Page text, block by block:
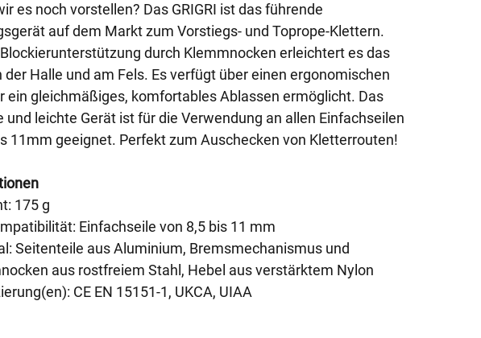
es noch vorstellen? Das GRIGRI ist das führende
auf dem Markt zum Vorstiegs- und Toprope-Klettern.
durch Klemmnocken erleichtert es das
der Halle und am Fels. Es verfügt über einen ergonomischen
ein gleichmäßiges, komfortables Ablassen ermöglicht. Das
und leichte Gerät ist für die Verwendung an allen Einfachseilen
11mm geeignet. Perfekt zum Auschecken von Kletterrouten!
175 g
Einfachseile von 8,5 bis 11 mm
Seitenteile aus Aluminium, Bremsmechanismus und
aus rostfreiem Stahl, Hebel aus verstärktem Nylon
CE EN 15151-1, UKCA, UIAA